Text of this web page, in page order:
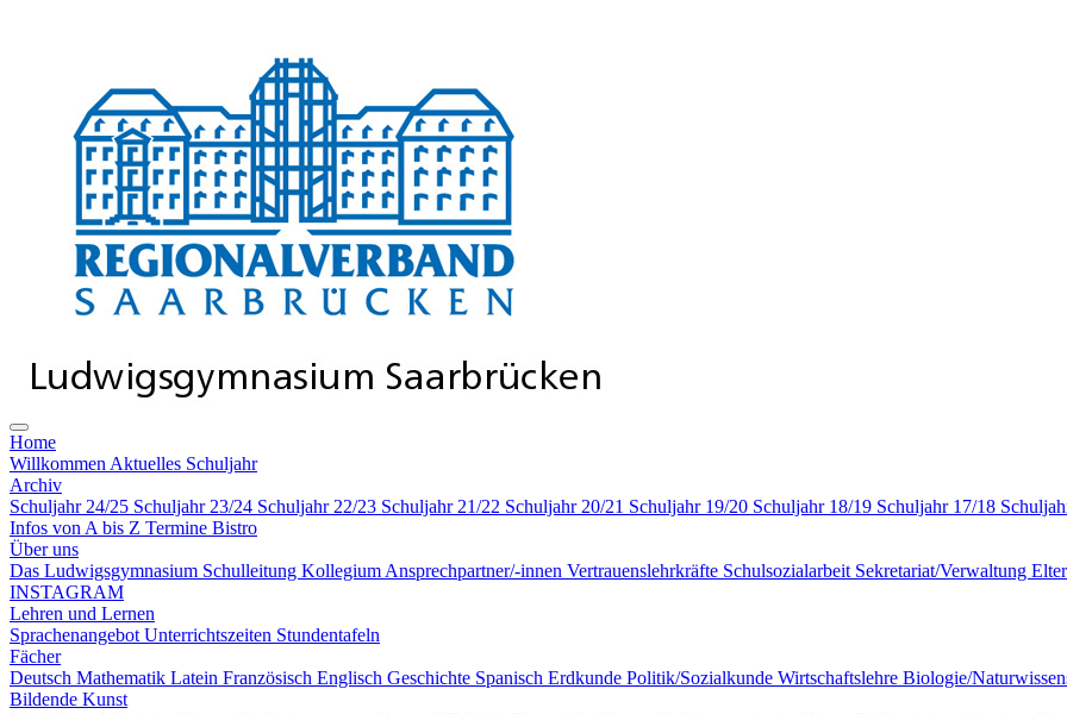
Home
Willkommen Aktuelles Schuljahr
Archiv
Schuljahr 24/25 Schuljahr 23/24 Schuljahr 22/23 Schuljahr 21/22 Schuljahr 20/21 Schuljahr 19/20 Schuljahr 18/19 Schuljahr 17/18
Infos von A bis Z Termine Bistro
Über uns
Das Ludwigsgymnasium Schulleitung Kollegium Ansprechpartner/-innen Vertrauenslehrkräfte Schulsozialarbeit Sekretariat/Verwaltung
INSTAGRAM
Lehren und Lernen
Sprachenangebot Unterrichtszeiten Stundentafeln
Fächer
Deutsch Mathematik Latein Französisch Englisch Geschichte Spanisch Erdkunde Politik/Sozialkunde Wirtschaftslehre Biologie/
Bildende Kunst